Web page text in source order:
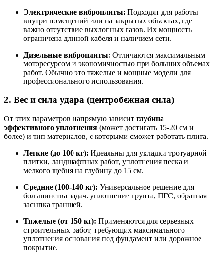
Электрические виброплиты: Подходят для работы
внутри помещений или на закрытых объектах, где
важно отсутствие выхлопных газов. Их мощность
ограничена длиной кабеля и наличием сети.
Дизельные виброплиты: Отличаются максимальным
моторесурсом и экономичностью при больших объемах
работ. Обычно это тяжелые и мощные модели для
профессионального использования.
2. Вес и сила удара (центробежная сила)
От этих параметров напрямую зависит глубина
эффективного уплотнения (может достигать 15-20 см и
более) и тип материалов, с которыми сможет работать плита.
Легкие (до 100 кг): Идеальны для укладки тротуарной
плитки, ландшафтных работ, уплотнения песка и
мелкого щебня на глубину до 15 см.
Средние (100-140 кг): Универсальное решение для
большинства задач: уплотнение грунта, ПГС, обратная
засыпка траншей.
Тяжелые (от 150 кг): Применяются для серьезных
строительных работ, требующих максимального
уплотнения основания под фундамент или дорожное
покрытие.